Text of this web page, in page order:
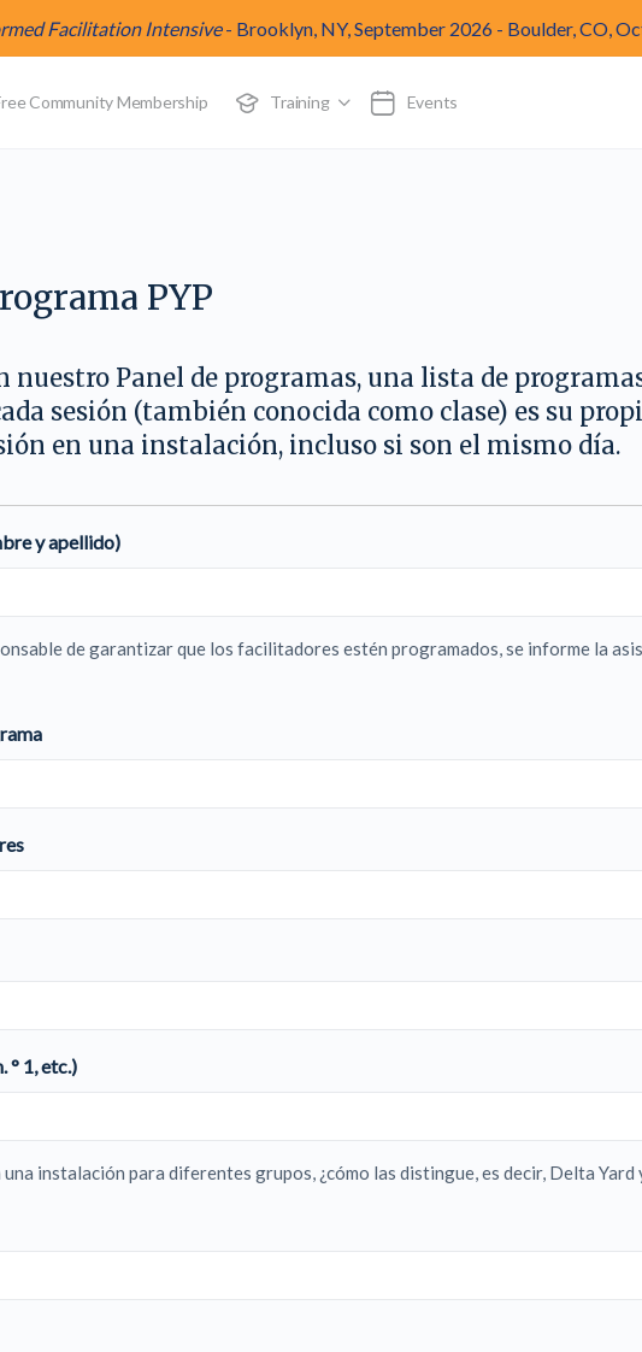
Facilitation Intensive- Brooklyn, NY, September 2026 - Boulder, CO,
Community Membership Training Events
PYP
Panel de programas, una lista de
sesión (también conocida como clase) es su
en una instalación, incluso si son el mismo día.
y apellido)
de garantizar que los facilitadores estén programados, se informe la
° 1, etc.)
instalación para diferentes grupos, ¿cómo las distingue, es decir, Delta Yard